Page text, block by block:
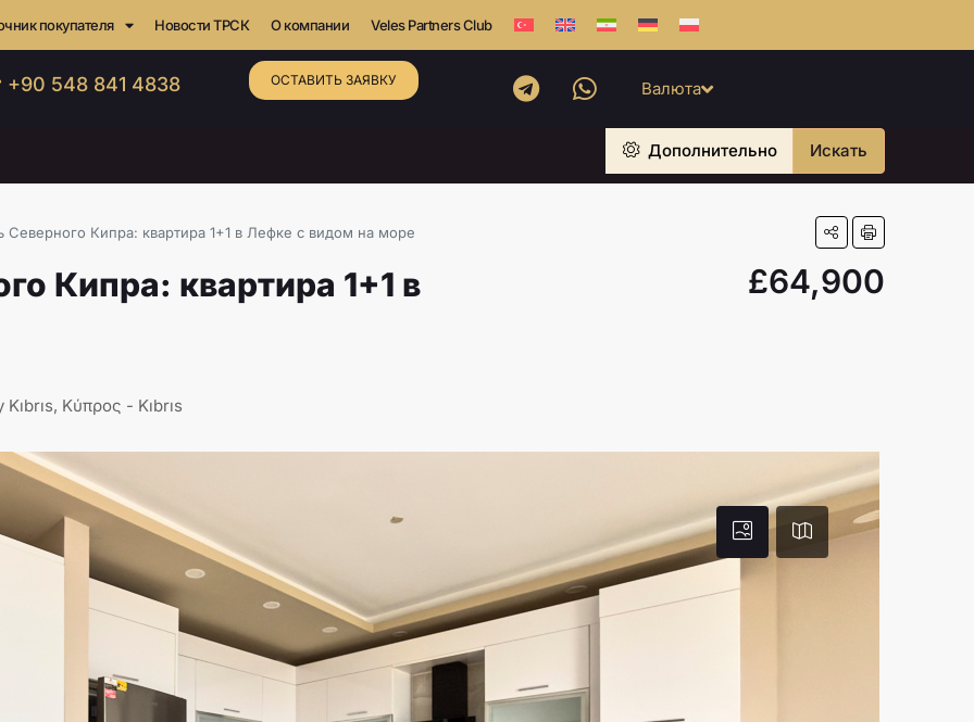
покупателя Новости ТРСК О компании Veles Partners Club
548 841 4838 ОСТАВИТЬ ЗАЯВКУ Валюта
Дополнительно Искать
Кипра: квартира 1+1 в Лефке с видом на море
Кипра: квартира 1+1 в £64,900
Κύπρος - Kıbrıs